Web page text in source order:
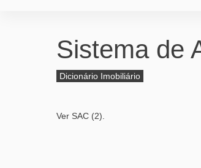
Sistema de
Dicionário Imobiliário
Ver SAC (2).